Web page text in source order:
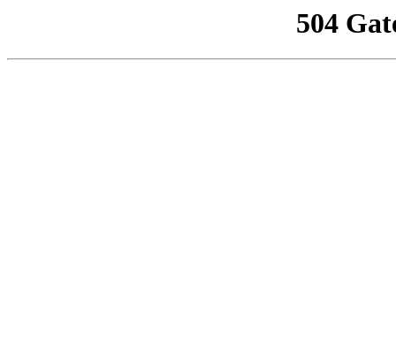
504